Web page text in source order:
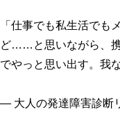
「仕事でも私生活でも
ど……と思いながら、携
でやっと思い出す。我